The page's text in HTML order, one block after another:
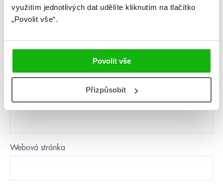
využitím jednotlivých dat udělíte kliknutím na tlačítko
„Povolit vše“.
Povolit vše
Přizpůsobit
E-mail*
Webová stránka